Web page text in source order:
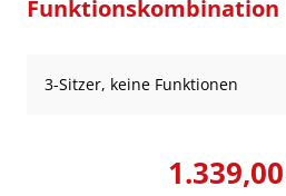
Funktionskombination
3-Sitzer, keine Funktionen